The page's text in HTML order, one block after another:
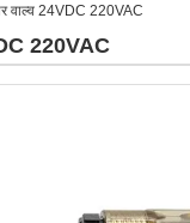
वाल्व 24VDC 220VAC
220VAC